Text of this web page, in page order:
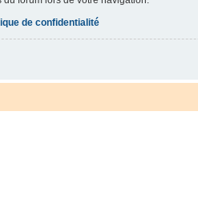
de confidentialité